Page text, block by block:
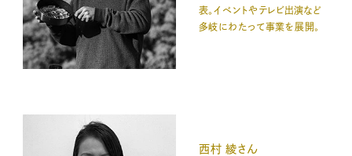
表。イベントやテレビ出演など
多岐にわたって事業を展開。
西村 綾さん